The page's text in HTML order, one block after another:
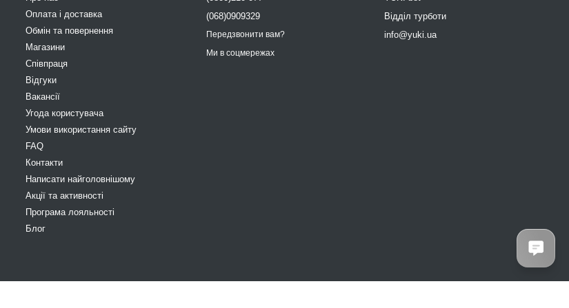
Оплата і доставка
Обмін та повернення
Магазини
Співпраця
Відгуки
Вакансії
Угода користувача
Умови використання сайту
FAQ
Контакти
Написати найголовнішому
Акції та активності
Програма лояльності
Блог
(068)0909329
Передзвонити вам?
Відділ турботи
info@yuki.ua
Ми в соцмережах